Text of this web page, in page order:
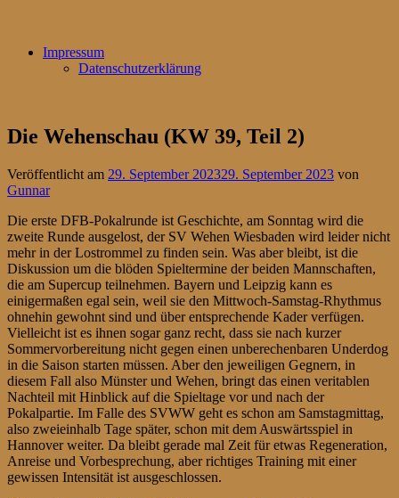
Impressum
Datenschutzerklärung
Die Wehenschau (KW 39, Teil 2)
Veröffentlicht am 29. September 202329. September 2023 von
Gunnar
Die erste DFB-Pokalrunde ist Geschichte, am Sonntag wird die
zweite Runde ausgelost, der SV Wehen Wiesbaden wird leider nicht
mehr in der Lostrommel zu finden sein. Was aber bleibt, ist die
Diskussion um die blöden Spieltermine der beiden Mannschaften,
die am Supercup teilnehmen. Bayern und Leipzig kann es
einigermaßen egal sein, weil sie den Mittwoch-Samstag-Rhythmus
ohnehin gewohnt sind und über entsprechende Kader verfügen.
Vielleicht ist es ihnen sogar ganz recht, dass sie nach kurzer
Sommervorbereitung nicht gegen einen unberechenbaren Underdog
in die Saison starten müssen. Aber den jeweiligen Gegnern, in
diesem Fall also Münster und Wehen, bringt das einen veritablen
Nachteil mit Hinblick auf die Spieltage vor und nach der
Pokalpartie. Im Falle des SVWW geht es schon am Samstagmittag,
also zweieinhalb Tage später, schon mit dem Auswärtsspiel in
Hannover weiter. Da bleibt gerade mal Zeit für etwas Regeneration,
Anreise und Vorbesprechung, aber richtiges Training mit einer
gewissen Intensität ist ausgeschlossen.